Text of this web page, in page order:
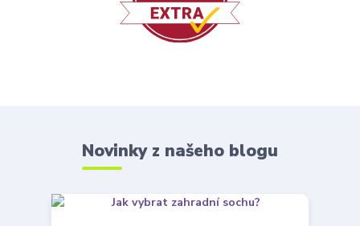
Novinky z našeho blogu